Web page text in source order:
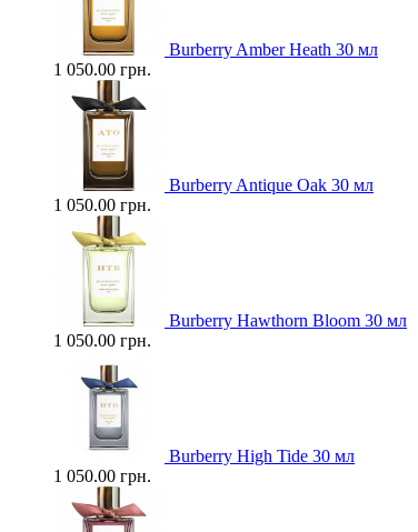
Burberry Amber Heath 30 мл
1 050.00 грн.
Burberry Antique Oak 30 мл
1 050.00 грн.
Burberry Hawthorn Bloom 30 мл
1 050.00 грн.
Burberry High Tide 30 мл
1 050.00 грн.